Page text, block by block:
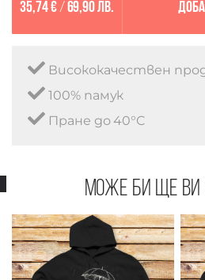
35,74 €/ 69,90 лв.
Висококачествен
100% памук
Пране до 40°C
Може би ще ви